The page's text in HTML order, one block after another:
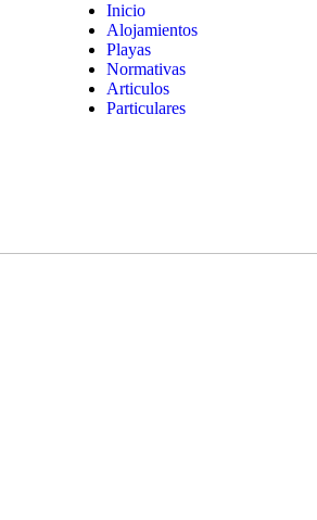
Inicio
Alojamientos
Playas
Normativas
Articulos
Particulares